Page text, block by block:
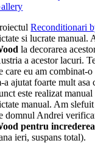
Reconditionari
si lucrate manual.
la decorarea
a acestor lacuri.
care eu am combinat-
a ajutat foarte mult asa
este realizat
manual. Am
domnul Andrei
pentru
ieri, suspans total).